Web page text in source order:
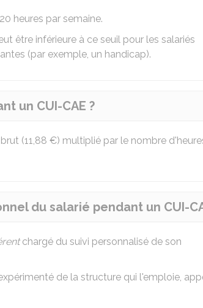
heures par semaine.
être inférieure à ce seuil pour les salariés
(par exemple, un handicap).
un CUI-CAE ?
(11,88 €) multiplié par le nombre
du salarié pendant un CUI-
chargé du suivi personnalisé de son
de la structure qui l'emploie,